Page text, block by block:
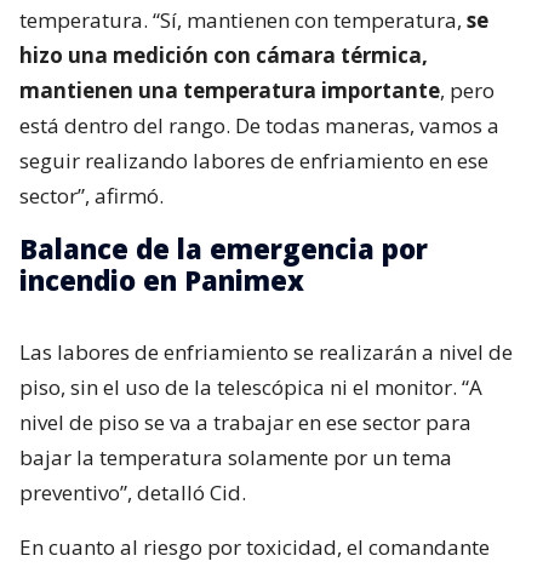
temperatura. “Sí, mantienen con temperatura, se
hizo una medición con cámara térmica,
mantienen una temperatura importante, pero
está dentro del rango. De todas maneras, vamos a
seguir realizando labores de enfriamiento en ese
sector”, afirmó.
Balance de la emergencia por
incendio en Panimex
Las labores de enfriamiento se realizarán a nivel de
piso, sin el uso de la telescópica ni el monitor. “A
nivel de piso se va a trabajar en ese sector para
bajar la temperatura solamente por un tema
preventivo”, detalló Cid.
En cuanto al riesgo por toxicidad, el comandante